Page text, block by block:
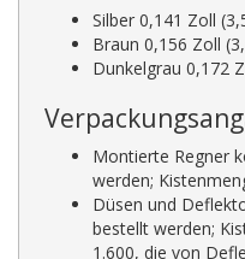
Silber 0,141 Zoll
Braun 0,156 Zoll
Dunkelgrau 0,172
Montierte Regner
werden;
Düsen und
bestellt werden;
1.600, die von